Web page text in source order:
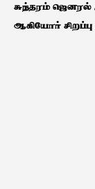
சுந்தரம் ஜெனரல்
ஆகியோர்